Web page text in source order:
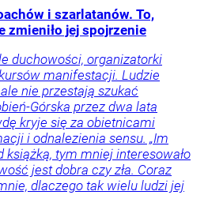
i szarlatanów. To,
zmieniło jej spojrzenie
duchowości, organizatorki
manifestacji. Ludzie
nie przestają szukać
Górska przez dwa lata
kryje się za obietnicami
i odnalezienia sensu. „Im
książką, tym mniej interesowało
jest dobra czy zła. Coraz
dlaczego tak wielu ludzi jej